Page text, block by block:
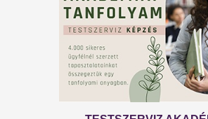
ÉLTETŐ
Bár a vitaminok sokkal
az ásványi anyagok és a
jelenti azt, hogy ne
Létfontosságúak. A